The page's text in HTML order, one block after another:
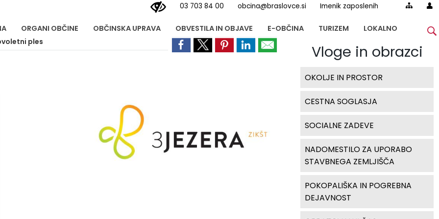
03 703 84 00 obcina@braslovce.si Imenik zaposlenih
ORGANI OBČINE OBČINSKA UPRAVA OBVESTILA IN OBJAVE E-OBČINA TURIZEM
LOKALNO
ples
Vloge in obrazci
OKOLJE IN PROSTOR
CESTNA SOGLASJA
SOCIALNE ZADEVE
NADOMESTILO ZA UPORABO
STAVBNEGA ZEMLJIŠČA
POKOPALIŠKA IN POGREBNA
DEJAVNOST